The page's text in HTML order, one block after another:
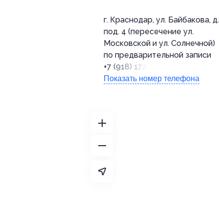
г. Краснодар, ул. Байбакова,
под. 4 (пересечение ул.
Московской и ул. Солнечной)
по предварительной записи
+7 (918) 172-02-02
Показать номер телефона